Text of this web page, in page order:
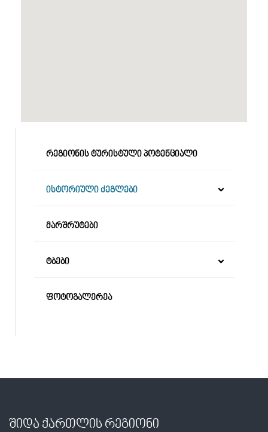
რეგიონის ტურისტული პოტენციალი
ისტორიული ძეგლები
მარშრუტები
ტბები
ფოტოგალერეა
შიდა ქართლის რეგიონი